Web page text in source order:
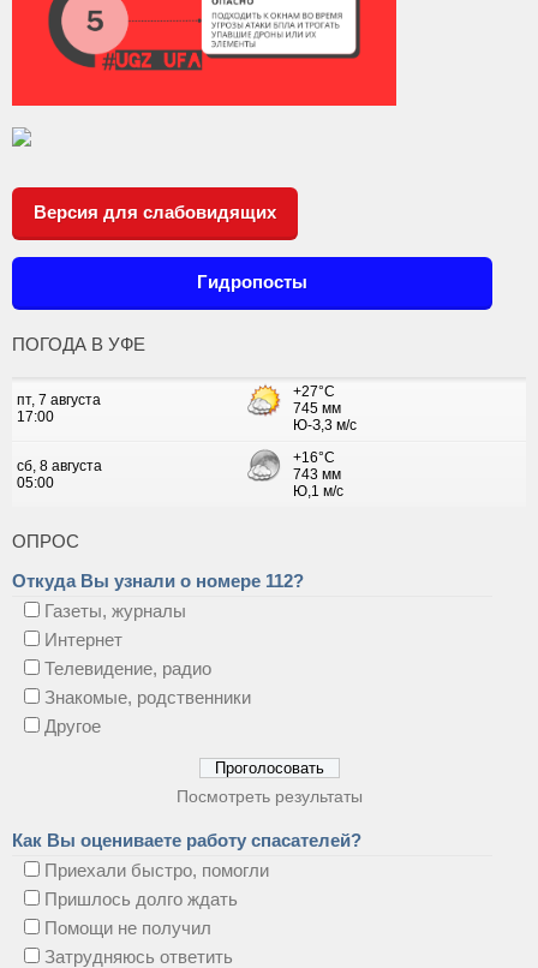
Версия для слабовидящих
Гидропосты
ПОГОДА В УФЕ
ОПРОС
Откуда Вы узнали о номере 112?
Газеты, журналы
Интернет
Телевидение, радио
Знакомые, родственники
Другое
Посмотреть результаты
Как Вы оцениваете работу спасателей?
Приехали быстро, помогли
Пришлось долго ждать
Помощи не получил
Затрудняюсь ответить